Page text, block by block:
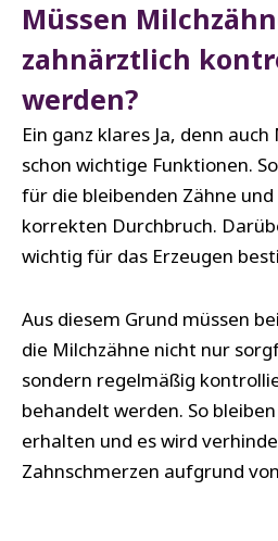
Müssen
zahnärztlich
werden?
Ein ganz klares Ja, denn
schon wichtige Funktionen.
für die bleibenden Zähne
korrekten Durchbruch.
wichtig für das Erzeugen
Aus diesem Grund müssen
die Milchzähne nicht nur
sondern regelmäßig
behandelt werden. So
erhalten und es wird
Zahnschmerzen aufgrund